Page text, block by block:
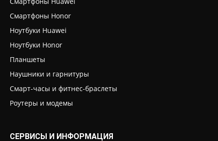
Смартфоны Honor
Ноутбуки Huawei
Ноутбуки Honor
Планшеты
Наушники и гарнитуры
Смарт-часы и фитнес-браслеты
Роутеры и модемы
СЕРВИСЫ И ИНФОРМАЦИЯ